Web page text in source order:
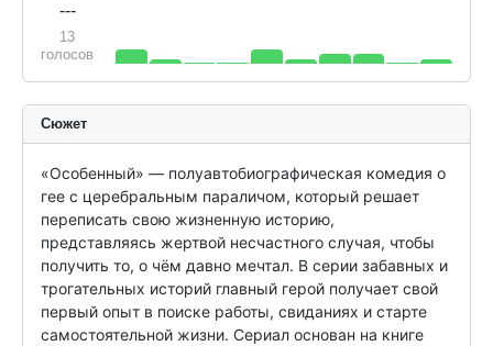
---
13
голосов
Сюжет
«Особенный» — полуавтобиографическая комедия о
гее с церебральным параличом, который решает
переписать свою жизненную историю,
представляясь жертвой несчастного случая, чтобы
получить то, о чём давно мечтал. В серии забавных и
трогательных историй главный герой получает свой
первый опыт в поиске работы, свиданиях и старте
самостоятельной жизни. Сериал основан на книге